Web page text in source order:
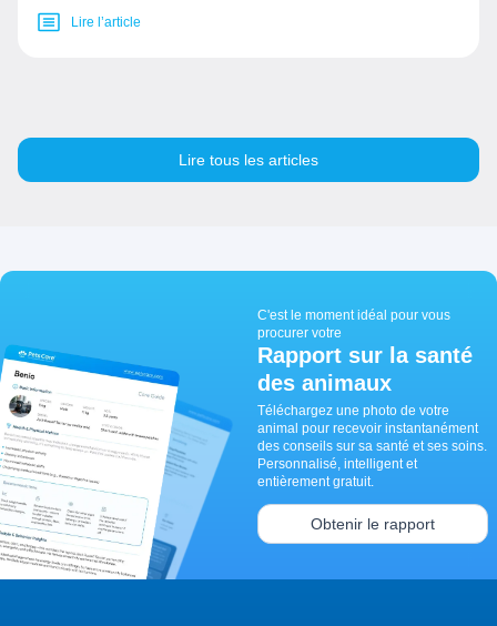
Lire l’article
Lire tous les articles
C'est le moment idéal pour vous
procurer votre
Rapport sur la santé
des animaux
Téléchargez une photo de votre
animal pour recevoir instantanément
des conseils sur sa santé et ses soins.
Personnalisé, intelligent et
entièrement gratuit.
Obtenir le rapport